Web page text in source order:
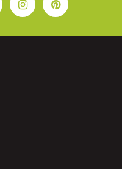
InstagramPinterest